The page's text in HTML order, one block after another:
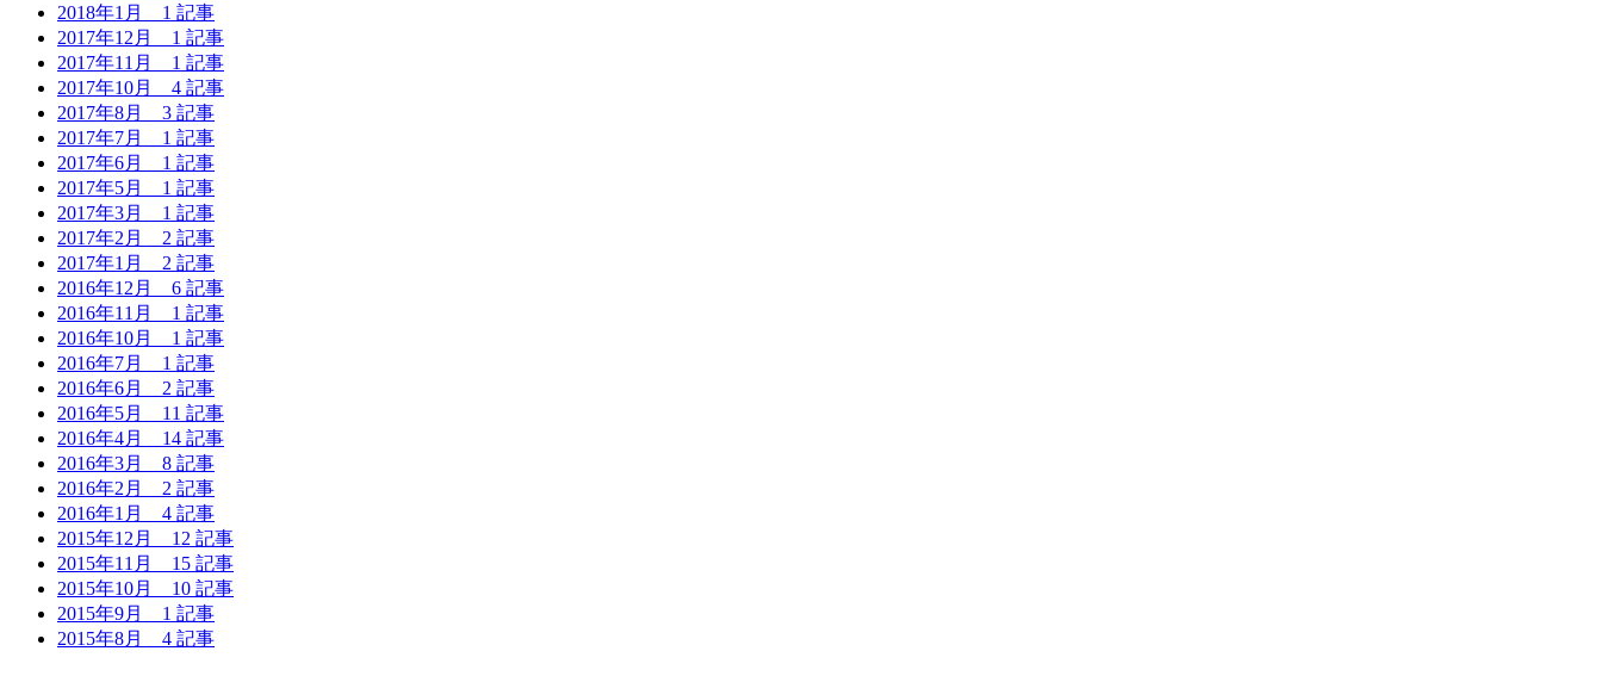
2018年1月 1 記事
2017年12月 1 記事
2017年11月 1 記事
2017年10月 4 記事
2017年8月 3 記事
2017年7月 1 記事
2017年6月 1 記事
2017年5月 1 記事
2017年3月 1 記事
2017年2月 2 記事
2017年1月 2 記事
2016年12月 6 記事
2016年11月 1 記事
2016年10月 1 記事
2016年7月 1 記事
2016年6月 2 記事
2016年5月 11 記事
2016年4月 14 記事
2016年3月 8 記事
2016年2月 2 記事
2016年1月 4 記事
2015年12月 12 記事
2015年11月 15 記事
2015年10月 10 記事
2015年9月 1 記事
2015年8月 4 記事